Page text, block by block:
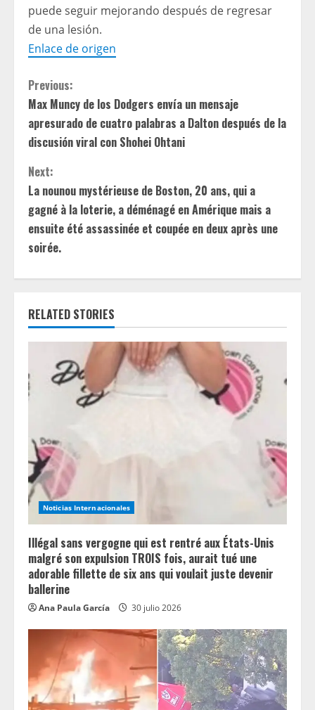
puede seguir mejorando después de regresar
de una lesión.
Enlace de origen
C
o
n
t
i
n
R
a
i
n
g
Previous:
Max Muncy de los Dodgers envía un mensaje
apresurado de cuatro palabras a Dalton después de la
discusión viral con Shohei Ohtani
Next:
La nounou mystérieuse de Boston, 20 ans, qui a
gagné à la loterie, a déménagé en Amérique mais a
ensuite été assassinée et coupée en deux après une
soirée.
RELATED STORIES
Noticias Internacionales
Illégal sans vergogne qui est rentré aux États-Unis
malgré son expulsion TROIS fois, aurait tué une
adorable fillette de six ans qui voulait juste devenir
ballerine
Ana Paula García 30 julio 2026